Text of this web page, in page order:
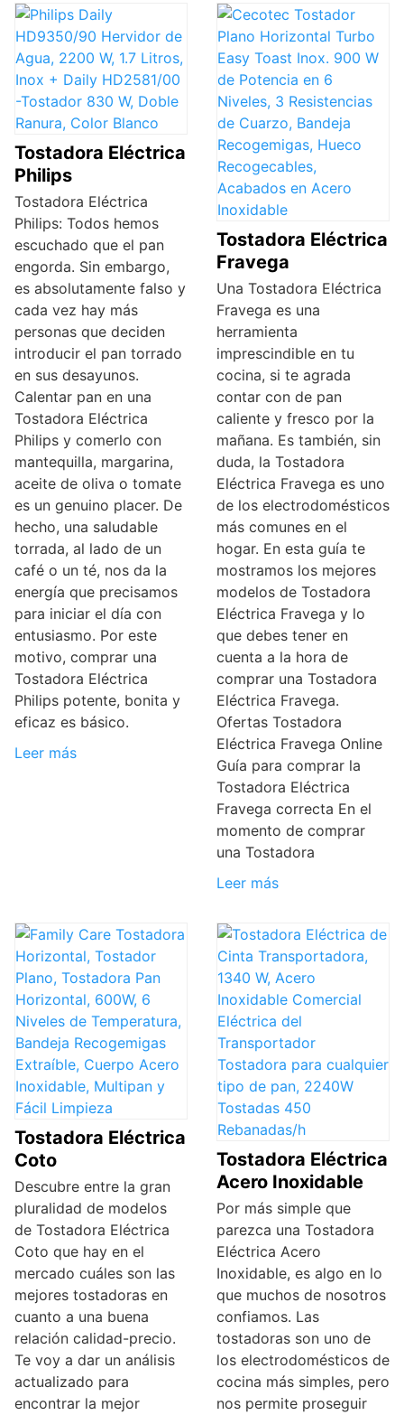
Tostadora Eléctrica
Philips
Tostadora Eléctrica
Philips: Todos hemos
escuchado que el pan
engorda. Sin embargo,
es absolutamente falso y
cada vez hay más
personas que deciden
introducir el pan torrado
en sus desayunos.
Calentar pan en una
Tostadora Eléctrica
Philips y comerlo con
mantequilla, margarina,
aceite de oliva o tomate
es un genuino placer. De
hecho, una saludable
torrada, al lado de un
café o un té, nos da la
energía que precisamos
para iniciar el día con
entusiasmo. Por este
motivo, comprar una
Tostadora Eléctrica
Philips potente, bonita y
eficaz es básico.
Leer más
Tostadora Eléctrica
Fravega
Una Tostadora Eléctrica
Fravega es una
herramienta
imprescindible en tu
cocina, si te agrada
contar con de pan
caliente y fresco por la
mañana. Es también, sin
duda, la Tostadora
Eléctrica Fravega es uno
de los electrodomésticos
más comunes en el
hogar. En esta guía te
mostramos los mejores
modelos de Tostadora
Eléctrica Fravega y lo
que debes tener en
cuenta a la hora de
comprar una Tostadora
Eléctrica Fravega.
Ofertas Tostadora
Eléctrica Fravega Online
Guía para comprar la
Tostadora Eléctrica
Fravega correcta En el
momento de comprar
una Tostadora
Leer más
Tostadora Eléctrica
Coto
Descubre entre la gran
pluralidad de modelos
de Tostadora Eléctrica
Coto que hay en el
mercado cuáles son las
mejores tostadoras en
cuanto a una buena
relación calidad-precio.
Te voy a dar un análisis
actualizado para
encontrar la mejor
Tostadora Eléctrica
Acero Inoxidable
Por más simple que
parezca una Tostadora
Eléctrica Acero
Inoxidable, es algo en lo
que muchos de nosotros
confiamos. Las
tostadoras son uno de
los electrodomésticos de
cocina más simples, pero
nos permite proseguir